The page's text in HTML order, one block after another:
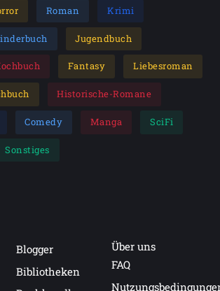
Roman Krimi
Jugendbuch
Fantasy Liebesroman
Historische-Romane
Comedy Manga SciFi
Sonstiges
Blogger
Bibliotheken
Über uns
FAQ